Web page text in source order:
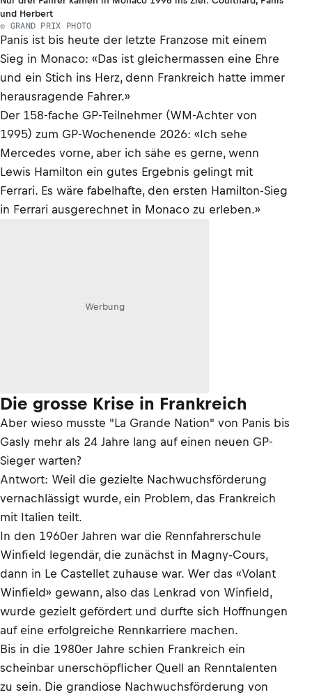
und Herbert
© GRAND PRIX PHOTO
Panis ist bis heute der letzte Franzose mit einem
Sieg in Monaco: «Das ist gleichermassen eine Ehre
und ein Stich ins Herz, denn Frankreich hatte immer
herausragende Fahrer.»
Der 158-fache GP-Teilnehmer (WM-Achter von
1995) zum GP-Wochenende 2026: «Ich sehe
Mercedes vorne, aber ich sähe es gerne, wenn
Lewis Hamilton ein gutes Ergebnis gelingt mit
Ferrari. Es wäre fabelhafte, den ersten Hamilton-Sieg
in Ferrari ausgerechnet in Monaco zu erleben.»
Werbung
Die grosse Krise in Frankreich
Aber wieso musste "La Grande Nation" von Panis bis
Gasly mehr als 24 Jahre lang auf einen neuen GP-
Sieger warten?
Antwort: Weil die gezielte Nachwuchsförderung
vernachlässigt wurde, ein Problem, das Frankreich
mit Italien teilt.
In den 1960er Jahren war die Rennfahrerschule
Winfield legendär, die zunächst in Magny-Cours,
dann in Le Castellet zuhause war. Wer das «Volant
Winfield» gewann, also das Lenkrad von Winfield,
wurde gezielt gefördert und durfte sich Hoffnungen
auf eine erfolgreiche Rennkarriere machen.
Bis in die 1980er Jahre schien Frankreich ein
scheinbar unerschöpflicher Quell an Renntalenten
zu sein. Die grandiose Nachwuchsförderung von